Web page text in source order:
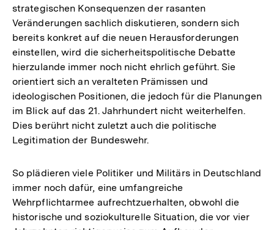
strategischen Konsequenzen der rasanten
Veränderungen sachlich diskutieren, sondern sich
bereits konkret auf die neuen Herausforderungen
einstellen, wird die sicherheitspolitische Debatte
hierzulande immer noch nicht ehrlich geführt. Sie
orientiert sich an veralteten Prämissen und
ideologischen Positionen, die jedoch für die Planungen
im Blick auf das 21. Jahrhundert nicht weiterhelfen.
Dies berührt nicht zuletzt auch die politische
Legitimation der Bundeswehr.
So plädieren viele Politiker und Militärs in Deutschland
immer noch dafür, eine umfangreiche
Wehrpflichtarmee aufrechtzuerhalten, obwohl die
historische und soziokulturelle Situation, die vor vier